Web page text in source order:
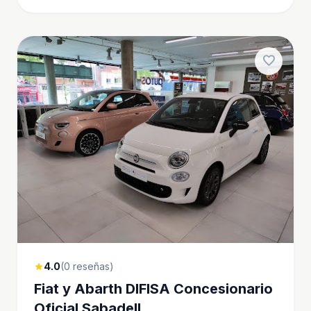
favorite
star4.0(0 reseñas)
Fiat y Abarth DIFISA Concesionario